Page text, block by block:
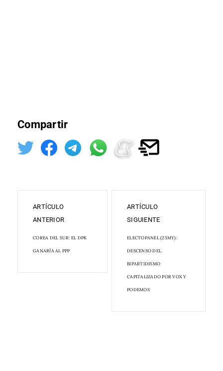
Compartir
ARTÍCULO
ANTERIOR
COREA DEL SUR: EL DPK
GANARÍA AL PPP
ARTÍCULO
SIGUIENTE
ELECTOPANEL (25MY):
DESCENSO DEL
BIPARTIDISMO
CAPITALIZADO POR VOX Y
PODEMOS